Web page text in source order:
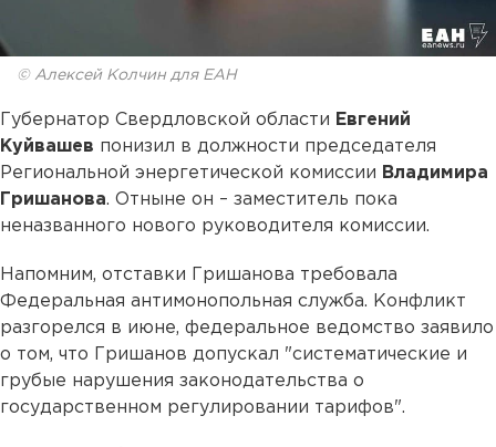
© Алексей Колчин для ЕАН
Губернатор Свердловской области Евгений
Куйвашев понизил в должности председателя
Региональной энергетической комиссии Владимира
Гришанова. Отныне он – заместитель пока
неназванного нового руководителя комиссии.
Напомним, отставки Гришанова требовала
Федеральная антимонопольная служба. Конфликт
разгорелся в июне, федеральное ведомство заявило
о том, что Гришанов допускал "систематические и
грубые нарушения законодательства о
государственном регулировании тарифов".